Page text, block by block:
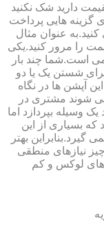
دارید شک نکنید
گزینه هایی پرداخت
کنید.به عنوان مثال
را مرور کنید.یکی
است.شما چند بار
شستن یک یا دو
آپشن ها در نگاه
شوند مشتری در
وسیله بپردازد اما
که بسیاری از این
گیرد.بنابراین بهتر
نیازهای منطقی
های لوکس و کم